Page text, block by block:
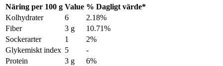
Näring per 100 g Value % Dagligt värde*
Kolhydrater
6
2.18%
Fiber
3 g
10.71%
Sockerarter
1
2%
Glykemiskt index 5
-
Protein
3 g
6%